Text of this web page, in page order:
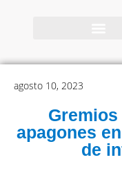
agosto 10, 2023
apagones
de